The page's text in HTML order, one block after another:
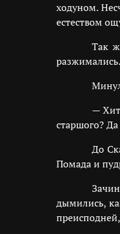
ходуном.
естеством
Так
—
старшого?
До
Помада и
дымились,